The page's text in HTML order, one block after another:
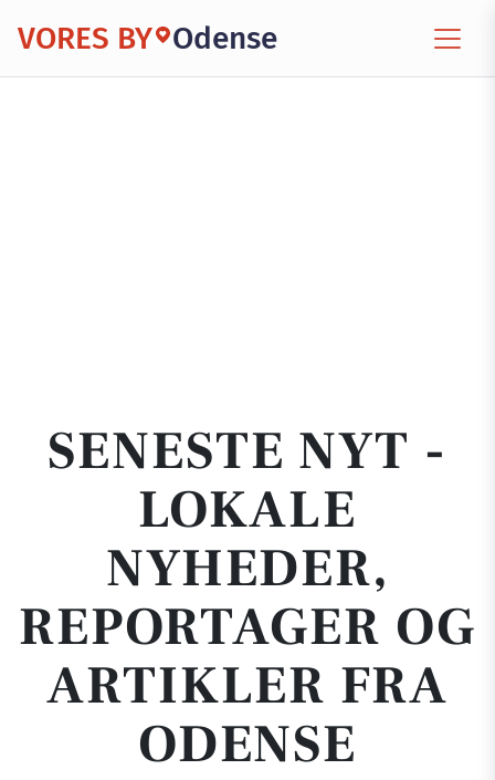
VORES BY Odense
SENESTE NYT -
LOKALE
NYHEDER,
REPORTAGER OG
ARTIKLER FRA
ODENSE